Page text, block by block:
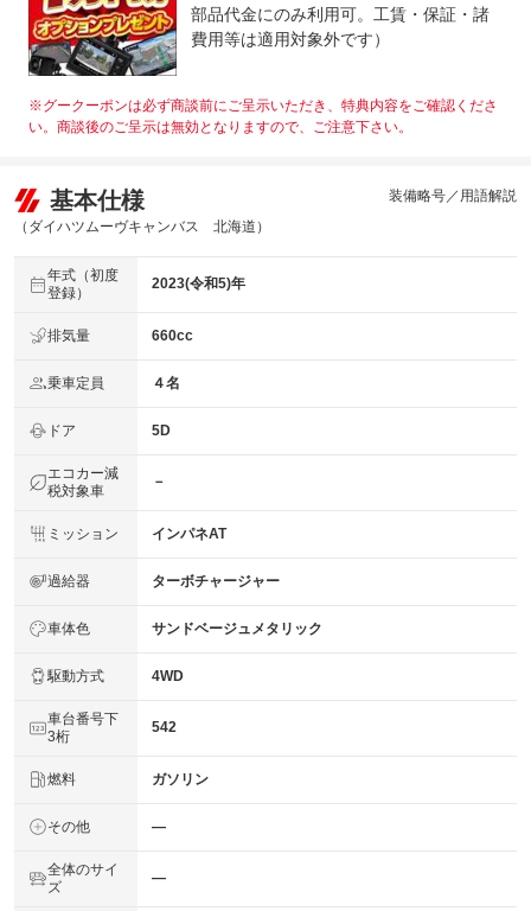
部品代金にのみ利用可。工賃・保証・諸
費用等は適用対象外です）
※グークーポンは必ず商談前にご呈示いただき、特典内容をご確認くださ
い。商談後のご呈示は無効となりますので、ご注意下さい。
基本仕様
（ダイハツムーヴキャンバス 北海道）
装備略号／用語解説
年式（初度
登録）
2023(令和5)年
排気量 660cc
乗車定員 ４名
ドア 5D
エコカー減
税対象車
－
ミッション インパネAT
過給器 ターボチャージャー
車体色 サンドベージュメタリック
駆動方式 4WD
車台番号下
3桁
542
燃料 ガソリン
その他 ―
全体のサイ
ズ
―